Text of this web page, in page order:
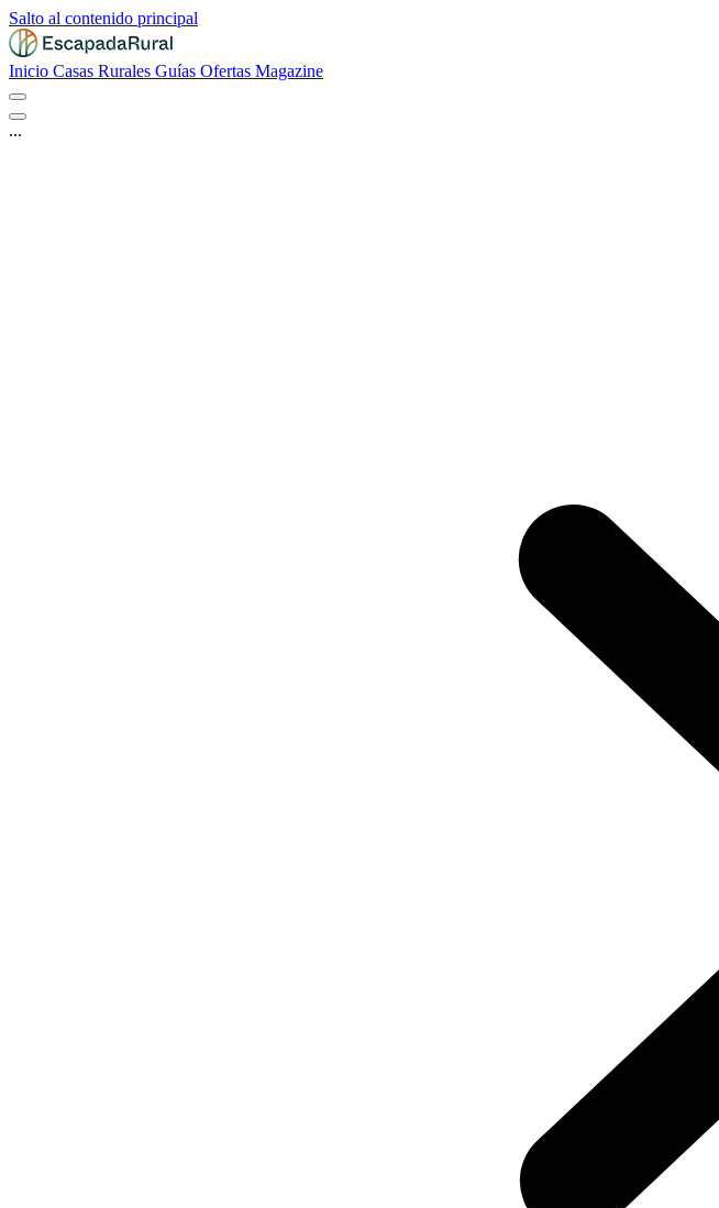
Salto al contenido principal
Inicio Casas Rurales Guías Ofertas Magazine
...